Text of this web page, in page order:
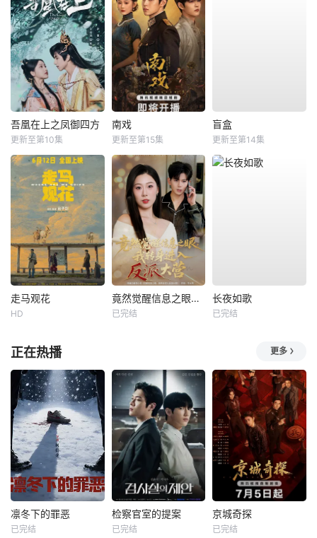
吾凰在上之凤御四方
更新至第10集
南戏
更新至第15集
盲盒
更新至第14集
走马观花
HD
竟然觉醒信息之眼，我转身进入反派大营
已完结
长夜如歌
已完结
正在热播 更多
凛冬下的罪恶
已完结
检察官室的提案
已完结
京城奇探
已完结